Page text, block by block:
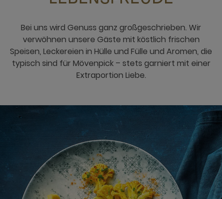
Bei uns wird Genuss ganz großgeschrieben. Wir
verwöhnen unsere Gäste mit köstlich frischen
Speisen, Leckereien in Hülle und Fülle und Aromen, die
typisch sind für Mövenpick – stets garniert mit einer
Extraportion Liebe.